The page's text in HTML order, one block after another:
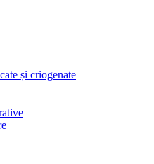
și criogenate